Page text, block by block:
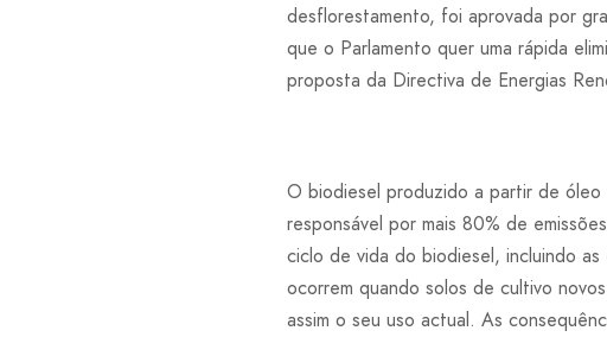
desflorestamento, foi aprovada por
que o Parlamento quer uma rápida
proposta da Directiva de Energias
O biodiesel produzido a partir de
responsável por mais 80% de
ciclo de vida do biodiesel, incluindo
ocorrem quando solos de cultivo
assim o seu uso actual. As